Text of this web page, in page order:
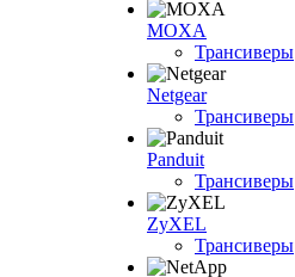
MOXA
Трансиверы
Netgear
Трансиверы
Panduit
Трансиверы
ZyXEL
Трансиверы